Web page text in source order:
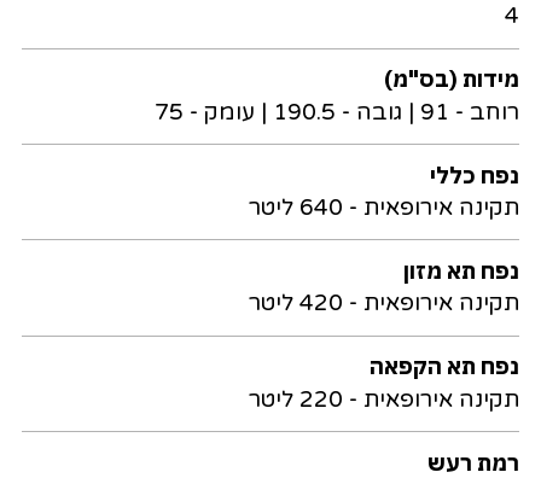
4
מידות (בס"מ)
רוחב - 91 | גובה - 190.5 | עומק - 75
נפח כללי
תקינה אירופאית - 640 ליטר
נפח תא מזון
תקינה אירופאית - 420 ליטר
נפח תא הקפאה
תקינה אירופאית - 220 ליטר
רמת רעש